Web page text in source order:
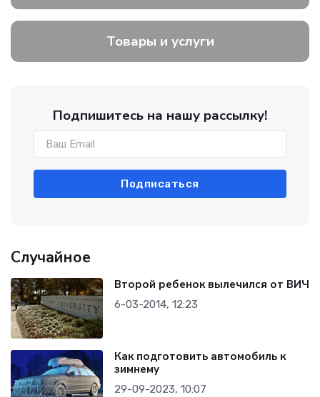
Товары и услуги
Подпишитесь на нашу рассылку!
Подписаться
Случайное
Второй ребенок вылечился от ВИЧ
6-03-2014, 12:23
Как подготовить автомобиль к
зимнему
29-09-2023, 10:07